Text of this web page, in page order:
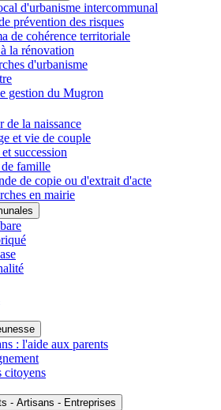
d'urbanisme intercommunal
prévention des risques
de cohérence territoriale
la rénovation
d'urbanisme
gestion du Mugron
de la naissance
et vie de couple
succession
famille
de copie ou d'extrait d'acte
en mairie
: l'aide aux parents
citoyens
- Artisans - Entreprises